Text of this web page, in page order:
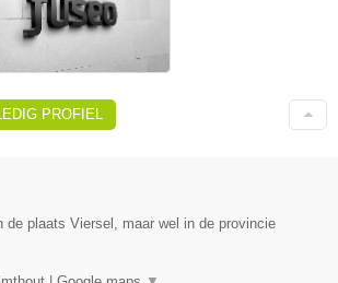
PROFIEL
de plaats Viersel, maar wel in de provincie